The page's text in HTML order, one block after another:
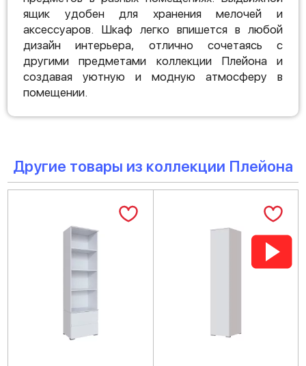
ящик удобен для хранения мелочей и
аксессуаров. Шкаф легко впишется в любой
дизайн интерьера, отлично сочетаясь с
другими предметами коллекции Плейона и
создавая уютную и модную атмосферу в
помещении.
Другие товары из коллекции Плейона